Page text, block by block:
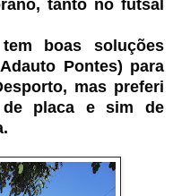
tanto no futsal
boas soluções
Pontes) para
mas preferi
placa e sim de